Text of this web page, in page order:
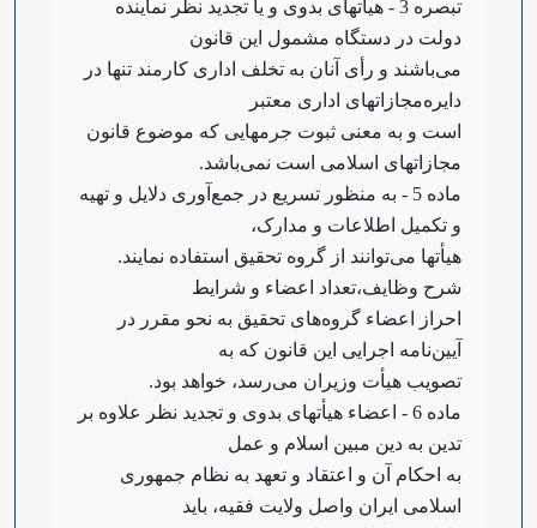
‌تبصره 3 - هیأتهای بدوی و یا تجدید نظر نماینده
دولت در دستگاه مشمول این قانون
می‌باشند و رأی آنان به تخلف اداری کارمند تنها در
دایره‌مجازاتهای اداری معتبر
است و به معنی ثبوت جرمهایی که موضوع قانون
مجازاتهای اسلامی است نمی‌باشد.
‌ماده 5 - به منظور تسریع در جمع‌آوری دلایل و تهیه
و تکمیل اطلاعات و مدارک،
هیأتها می‌توانند از گروه تحقیق استفاده نمایند.
شرح وظایف،‌تعداد اعضاء و شرایط
احراز اعضاء گروه‌های تحقیق به نحو مقرر در
آیین‌نامه اجرایی این قانون که به
تصویب هیأت وزیران می‌رسد، خواهد بود.
‌ماده 6 - اعضاء هیأتهای بدوی و تجدید نظر علاوه بر
تدین به دین مبین اسلام و عمل
به احکام آن و اعتقاد و تعهد به نظام جمهوری
اسلامی ایران و‌اصل ولایت فقیه، باید